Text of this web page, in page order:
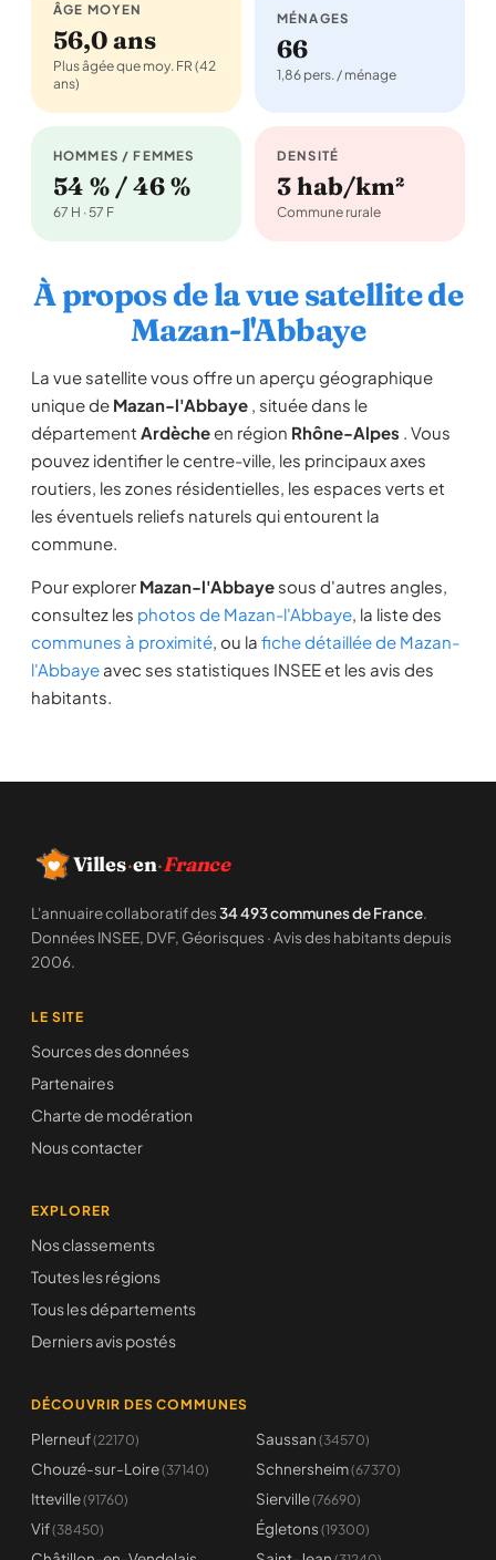
ÂGE MOYEN
56,0 ans
Plus âgée que moy. FR (42
ans)
MÉNAGES
66
1,86 pers. / ménage
HOMMES / FEMMES
54 % / 46 %
67 H · 57 F
DENSITÉ
3 hab/km²
Commune rurale
À propos de la vue satellite de
Mazan-l'Abbaye
La vue satellite vous offre un aperçu géographique
unique de Mazan-l'Abbaye , située dans le
département Ardècheen région Rhône-Alpes . Vous
pouvez identifier le centre-ville, les principaux axes
routiers, les zones résidentielles, les espaces verts et
les éventuels reliefs naturels qui entourent la
commune.
Pour explorer Mazan-l'Abbaye sous d'autres angles,
consultez les photos de Mazan-l'Abbaye, la liste des
communes à proximité, ou la fiche détaillée de Mazan-
l'Abbaye avec ses statistiques INSEE et les avis des
habitants.
Villes·en·France
L'annuaire collaboratif des34 493 communes de France.
Données INSEE, DVF, Géorisques · Avis des habitants depuis
2006.
LE SITE
Sources des données
Partenaires
Charte de modération
Nous contacter
EXPLORER
Nos classements
Toutes les régions
Tous les départements
Derniers avis postés
DÉCOUVRIR DES COMMUNES
Plerneuf(22170) Saussan (34570)
Chouzé-sur-Loire(37140) Schnersheim(67370)
Itteville(91760) Sierville(76690)
Vif(38450) Égletons (19300)